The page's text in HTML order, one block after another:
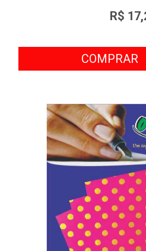
R$
COMPRAR